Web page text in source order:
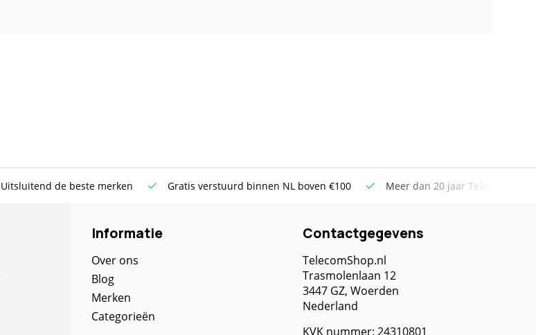
Uitsluitend de beste merken Gratis verstuurd binnen NL boven €100 Meer dan 20 jaar Telecom
Informatie
Over ons
Blog
Merken
Categorieën
Contactgegevens
TelecomShop.nl
Trasmolenlaan 12
3447 GZ, Woerden
Nederland
KVK nummer: 24310801